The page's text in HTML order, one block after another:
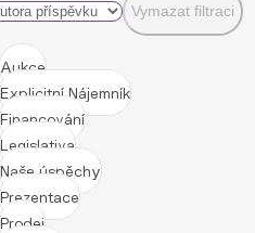
Vymazat filtraci
Aukce
Explicitní Nájemník
Financování
Legislativa
Naše úspěchy
Prezentace
Prodej